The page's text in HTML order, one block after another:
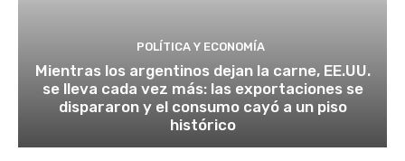
POLÍTICA Y ECONOMÍA
Mientras los argentinos dejan la carne, EE.UU.
se lleva cada vez más: las exportaciones se
dispararon y el consumo cayó a un piso
histórico